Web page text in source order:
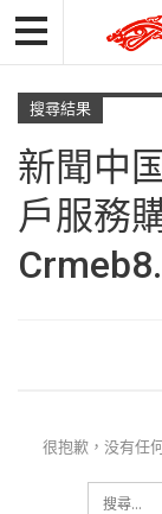
搜尋結果
新聞中
戶服務
很抱歉，没有任